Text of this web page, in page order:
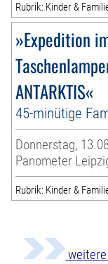
Rubrik: Kinder &
»Expedition
ANTARKTIS«
45-minütige
Donnerstag,
Panometer
Rubrik: Kinder &